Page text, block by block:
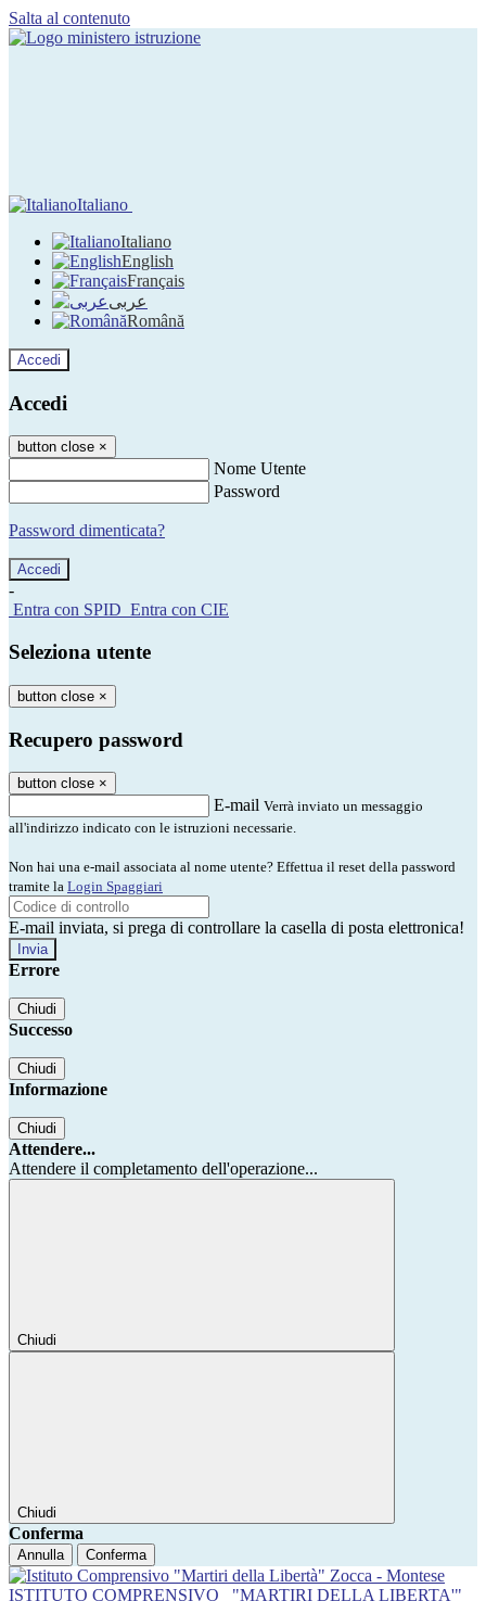
Salta al contenuto
Italiano
Italiano
English
Français
عربى
Română
Accedi
Accedi
button close ×
Nome Utente
Password
Password dimenticata?
-
Entra con SPID Entra con CIE
Seleziona utente
button close ×
Recupero password
button close ×
E-mail Verrà inviato un messaggio
all'indirizzo indicato con le istruzioni necessarie.
Non hai una e-mail associata al nome utente? Effettua il reset della password
tramite la Login Spaggiari
E-mail inviata, si prega di controllare la casella di posta elettronica!
Errore
Chiudi
Successo
Chiudi
Informazione
Chiudi
Attendere...
Attendere il completamento dell'operazione...
Chiudi
Chiudi
Conferma
Annulla Conferma
ISTITUTO COMPRENSIVO
"MARTIRI DELLA LIBERTA'"